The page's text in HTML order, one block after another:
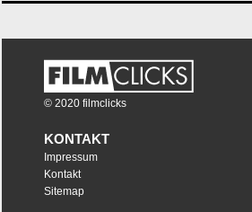
© 2020 filmclicks
KONTAKT
Impressum
Kontakt
Sitemap